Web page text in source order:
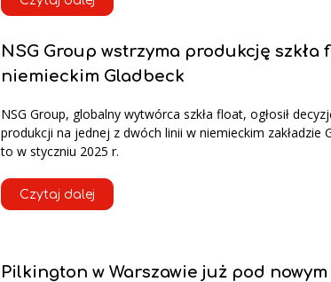
NSG Group wstrzyma produkcję szkła
niemieckim Gladbeck
NSG Group, globalny wytwórca szkła float, ogłosił
produkcji na jednej z dwóch linii w niemieckim zakładzie
to w styczniu 2025 r.
Czytaj dalej
Pilkington w Warszawie już pod